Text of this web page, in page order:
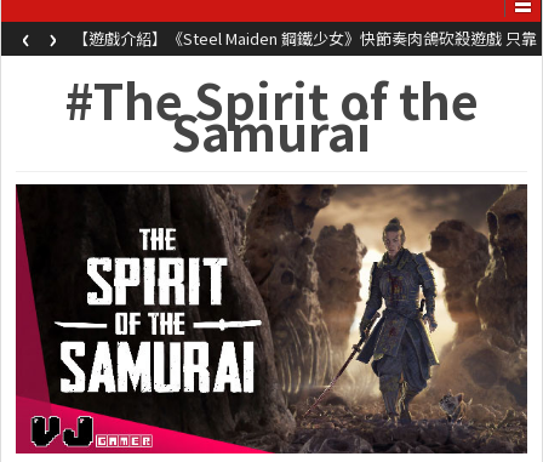
【遊戲介紹】《Steel Maiden 鋼鐵少女》快節奏肉鴿砍殺遊戲 只靠
兩鍵操作動作極致流暢試玩上架中
‹ ›
#The Spirit of the
Samurai